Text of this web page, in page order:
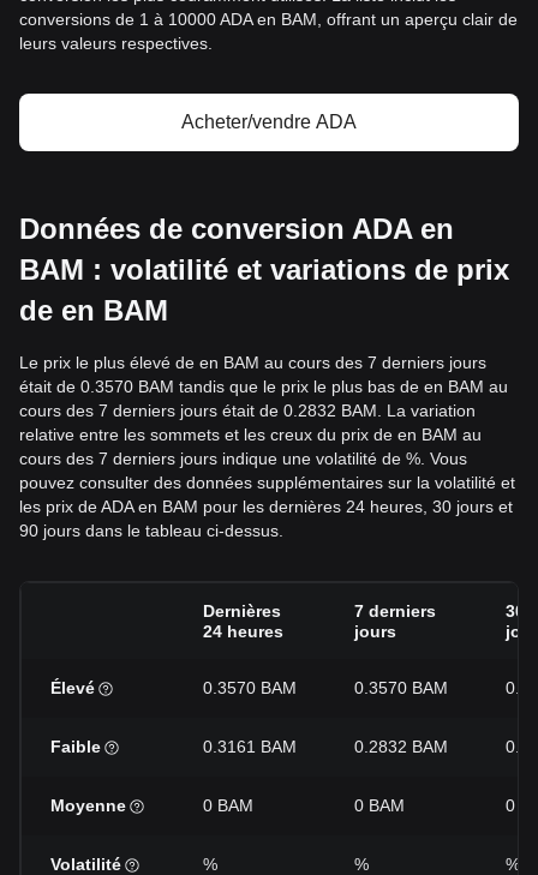
conversions de 1 à 10000 ADA en BAM, offrant un aperçu clair de
leurs valeurs respectives.
Acheter/vendre ADA
Données de conversion ADA en
BAM : volatilité et variations de prix
de en BAM
Le prix le plus élevé de en BAM au cours des 7 derniers jours
était de 0.3570 BAM tandis que le prix le plus bas de en BAM au
cours des 7 derniers jours était de 0.2832 BAM. La variation
relative entre les sommets et les creux du prix de en BAM au
cours des 7 derniers jours indique une volatilité de %. Vous
pouvez consulter des données supplémentaires sur la volatilité et
les prix de ADA en BAM pour les dernières 24 heures, 30 jours et
90 jours dans le tableau ci-dessus.
Dernières
24 heures
7 derniers
jours
30
Élevé 0.3570 BAM 0.3570 BAM
Faible 0.3161 BAM 0.2832 BAM
Moyenne 0 BAM 0 BAM 0
Volatilité % % %